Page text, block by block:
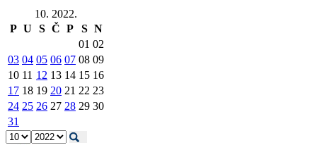
10. 2022.
P U S Č P S N
01 02
03 04 05 06 07 08 09
10 11 12 13 14 15 16
17 18 19 20 21 22 23
24 25 26 27 28 29 30
31